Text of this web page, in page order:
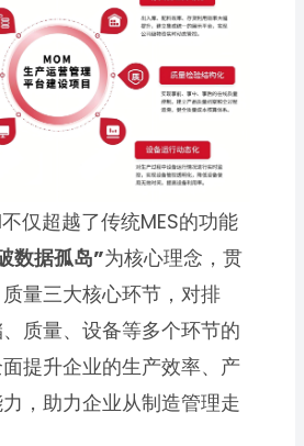
仅超越了传统MES的功能
数据孤岛”为核心理念，贯
量三大核心环节，对排
质量、设备等多个环节的
提升企业的生产效率、产
，助力企业从制造管理走